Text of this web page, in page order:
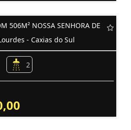
506M² NOSSA SENHORA DE
- Caxias do Sul
2